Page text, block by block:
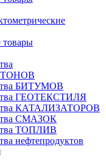
товары
БИТУМОВ
ГЕОТЕКСТИЛЯ
КАТАЛИЗАТОРОВ
СМАЗОК
ТОПЛИВ
нефтепродуктов